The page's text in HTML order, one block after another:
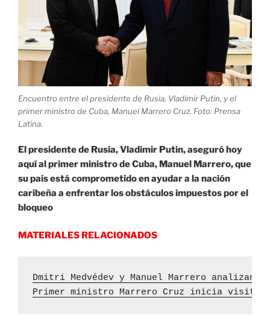
Encuentro entre el presidente de Rusia, Vladimir Putin, y el
primer ministro de Cuba, Manuel Marrero Cruz. Foto: Prensa
Latina.
El presidente de Rusia, Vladimir Putin, aseguró hoy
aquí al primer ministro de Cuba, Manuel Marrero, que
su país está comprometido en ayudar a la nación
caribeña a enfrentar los obstáculos impuestos por el
bloqueo
MATERIALES RELACIONADOS
Dmitri Medvédev y Manuel Marrero analizan
Primer ministro Marrero Cruz inicia visita